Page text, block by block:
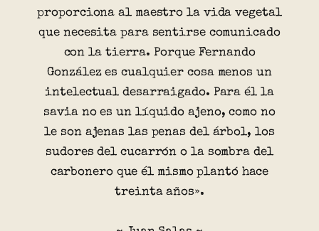
proporciona al maestro la vida vegetal
que necesita para sentirse comunicado
con la tierra. Porque Fernando
González es cualquier cosa menos un
intelectual desarraigado. Para él la
savia no es un líquido ajeno, como no
le son ajenas las penas del árbol, los
sudores del cucarrón o la sombra del
carbonero que él mismo plantó hace
treinta años».